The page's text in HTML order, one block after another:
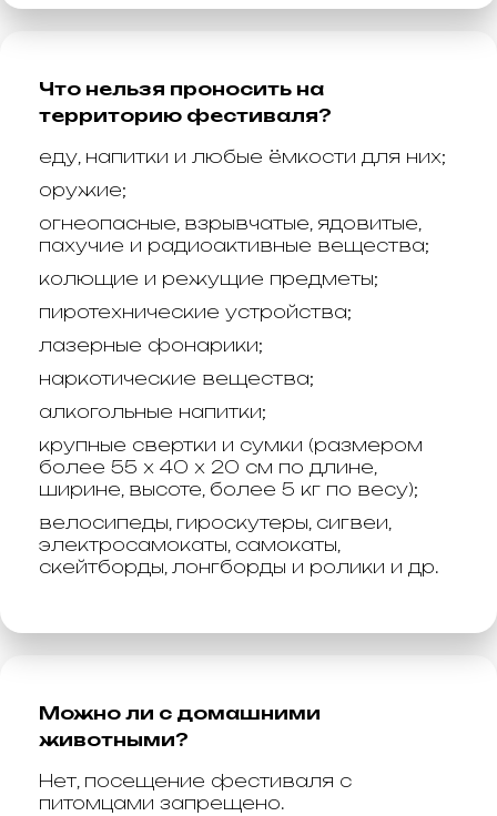
Что нельзя проносить на
территорию фестиваля?
еду, напитки и любые ёмкости для них;
оружие;
огнеопасные, взрывчатые, ядовитые,
пахучие и радиоактивные вещества;
колющие и режущие предметы;
пиротехнические устройства;
лазерные фонарики;
наркотические вещества;
алкогольные напитки;
крупные свертки и сумки (размером
более 55 x 40 x 20 см по длине,
ширине, высоте, более 5 кг по весу);
велосипеды, гироскутеры, сигвеи,
электросамокаты, самокаты,
скейтборды, лонгборды и ролики и др.
Можно ли с домашними
животными?
Нет, посещение фестиваля с
питомцами запрещено.